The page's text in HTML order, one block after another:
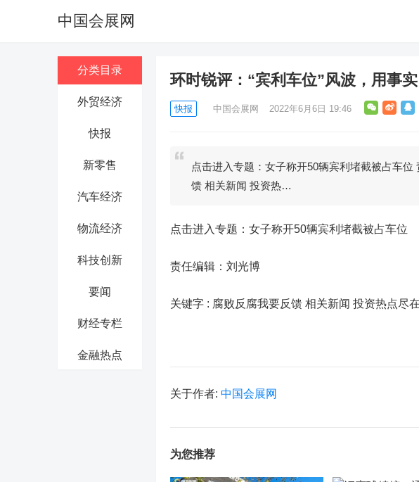
中国会展网
分类目录
外贸经济
快报
新零售
汽车经济
物流经济
科技创新
要闻
财经专栏
金融热点
环时锐评：“宾利车位”风波，用事
快报 中国会展网 2022年6月6日 19:46
点击进入专题：女子称开50辆宾利堵截被占车
馈 相关新闻 投资热…
点击进入专题：女子称开50辆宾利堵截被占车位
责任编辑：刘光博
关键字 : 腐败反腐我要反馈 相关新闻 投资热点尽
关于作者: 中国会展网
为您推荐